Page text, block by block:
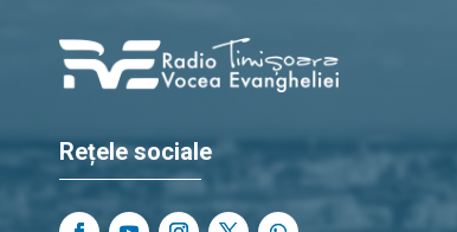
Rețele sociale